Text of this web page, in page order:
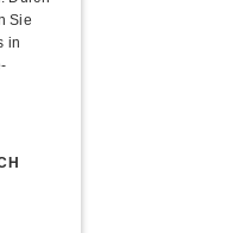
Sie
in